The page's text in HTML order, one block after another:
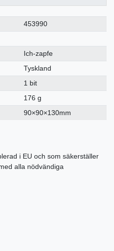
453990
Ich-zapfe
Tyskland
1 bit
176 g
90×90×130mm
i EU och som säkerställer
alla nödvändiga